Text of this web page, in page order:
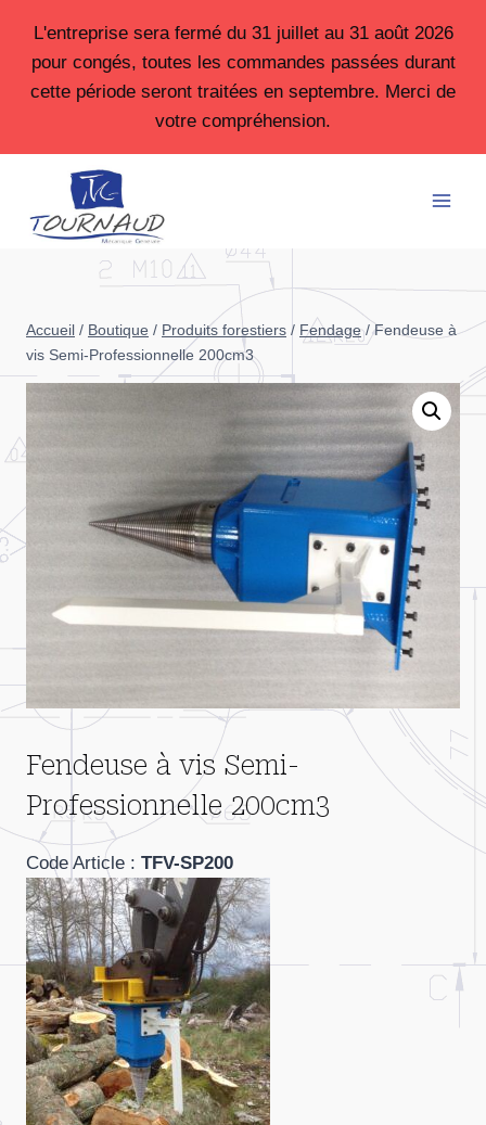
contenu
L'entreprise sera fermé du 31 juillet au 31 août 2026
pour congés, toutes les commandes passées durant
cette période seront traitées en septembre. Merci de
votre compréhension.
Accueil / Boutique / Produits forestiers / Fendage / Fendeuse à
vis Semi-Professionnelle 200cm3
Fendeuse à vis Semi-
Professionnelle 200cm3
Code Article : TFV-SP200